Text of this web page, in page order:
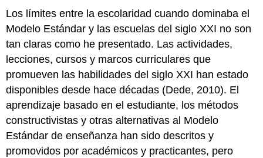
Los límites entre la escolaridad cuando dominaba el
Modelo Estándar y las escuelas del siglo XXI no son
tan claras como he presentado. Las actividades,
lecciones, cursos y marcos curriculares que
promueven las habilidades del siglo XXI han estado
disponibles desde hace décadas (Dede, 2010). El
aprendizaje basado en el estudiante, los métodos
constructivistas y otras alternativas al Modelo
Estándar de enseñanza han sido descritos y
promovidos por académicos y practicantes, pero